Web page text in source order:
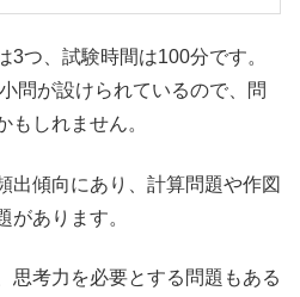
3つ、試験時間は100分です。
問が設けられているので、問
もしれません。
出傾向にあり、計算問題や作図
があります。
思考力を必要とする問題もある